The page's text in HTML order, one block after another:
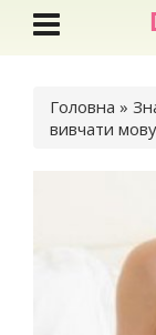
Ви є
Головна »
вивчати мову